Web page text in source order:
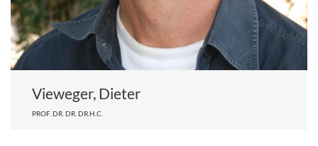
Vieweger, Dieter
PROF. DR. DR. DR.H.C.